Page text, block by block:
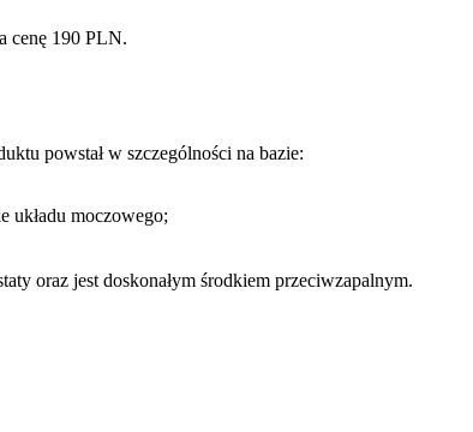
cenę 190 PLN.
powstał w szczególności na bazie:
układu moczowego;
oraz jest doskonałym środkiem przeciwzapalnym.